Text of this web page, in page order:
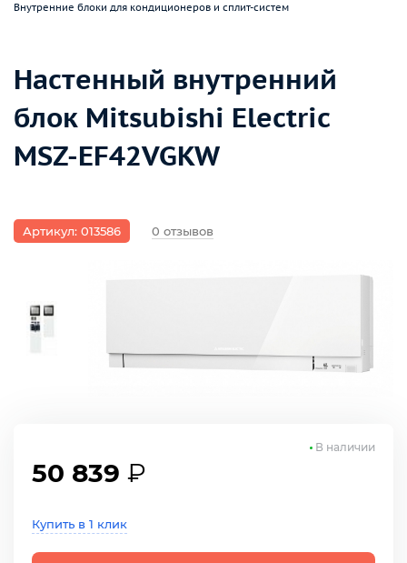
Внутренние блоки для кондиционеров и сплит-систем
Настенный внутренний
блок Mitsubishi Electric
MSZ-EF42VGKW
Артикул: 013586 0 отзывов
50 839 ₽
Купить в 1 клик
В наличии